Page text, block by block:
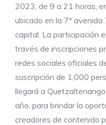
2023, de 9 a 21 horas,
ubicado en la 7ª
capital. La participación
través de inscripciones
redes sociales oficiales
suscripción de 1,000
llegará a
año, para brindar la
creadores de contenido